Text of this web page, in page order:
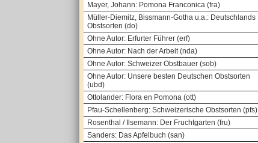
Mayer, Johann: Pomona Franconica (fra)
Müller-Diemitz, Bissmann-Gotha u.a.: Deutschlands
Obstsorten (do)
Ohne Autor: Erfurter Führer (erf)
Ohne Autor: Nach der Arbeit (nda)
Ohne Autor: Schweizer Obstbauer (sob)
Ohne Autor: Unsere besten Deutschen Obstsorten
(ubd)
Ottolander: Flora en Pomona (ott)
Pfau-Schellenberg: Schweizerische Obstsorten (pfs)
Rosenthal / Ilsemann: Der Fruchtgarten (fru)
Sanders: Das Apfelbuch (san)